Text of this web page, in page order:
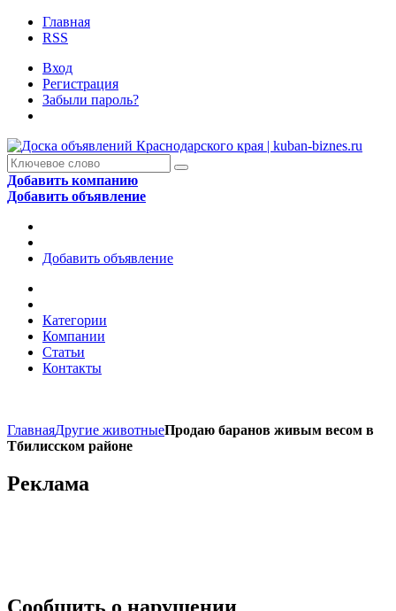
Главная
RSS
Вход
Регистрация
Забыли пароль?
Добавить компанию
Добавить объявление
Добавить объявление
Категории
Компании
Статьи
Контакты
ГлавнаяДругие животныеПродаю баранов живым весом в
Тбилисском районе
Реклама
Сообщить о нарушении